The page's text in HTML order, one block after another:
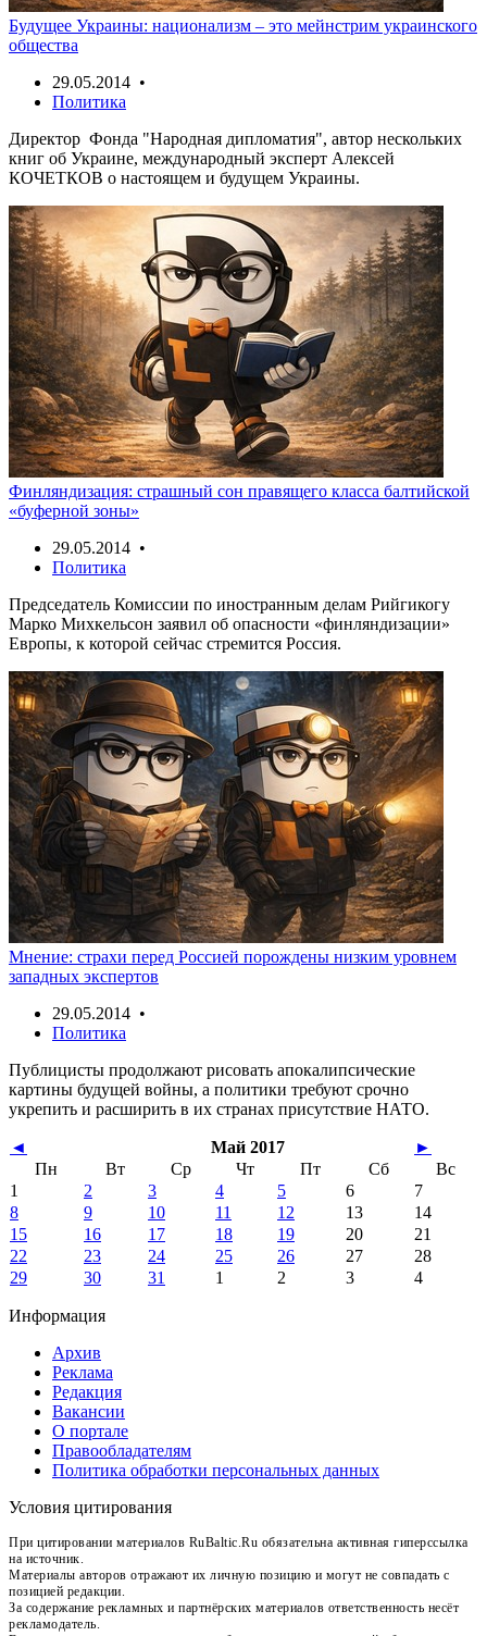
Будущее Украины: национализм – это мейнстрим украинского
общества
29.05.2014 •
Политика
Директор Фонда "Народная дипломатия", автор нескольких
книг об Украине, международный эксперт Алексей
КОЧЕТКОВ о настоящем и будущем Украины.
Финляндизация: страшный сон правящего класса балтийской
«буферной зоны»
29.05.2014 •
Политика
Председатель Комиссии по иностранным делам Рийгикогу
Марко Михкельсон заявил об опасности «финляндизации»
Европы, к которой сейчас стремится Россия.
Мнение: страхи перед Россией порождены низким уровнем
западных экспертов
29.05.2014 •
Политика
Публицисты продолжают рисовать апокалипсические
картины будущей войны, а политики требуют срочно
укрепить и расширить в их странах присутствие НАТО.
◄ Май 2017
►
Пн
Вт Ср Чт Пт Сб
Вс
1
2 3 4 5 6
7
8
9 10 11 12 13
14
15
16 17 18 19 20
21
22
23 24 25 26 27
28
29
30 31 1 2 3 4
Информация
Архив
Реклама
Редакция
Вакансии
О портале
Правообладателям
Политика обработки персональных данных
Условия цитирования
При цитировании материалов RuBaltic.Ru обязательна активная гиперссылка
на источник.
Материалы авторов отражают их личную позицию и могут не совпадать с
позицией редакции.
За содержание рекламных и партнёрских материалов ответственность несёт
рекламодатель.